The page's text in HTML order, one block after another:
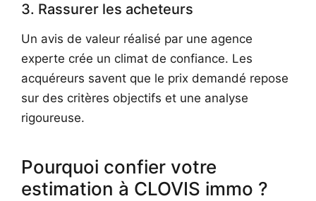
3. Rassurer les acheteurs
Un avis de valeur réalisé par une agence
experte crée un climat de confiance. Les
acquéreurs savent que le prix demandé repose
sur des critères objectifs et une analyse
rigoureuse.
Pourquoi confier votre
estimation à CLOVIS immo ?